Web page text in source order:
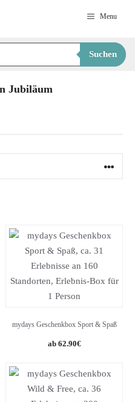
Menu
Suchen
Jubiläum
mydays Geschenkbox Sport & Spaß
62.90€